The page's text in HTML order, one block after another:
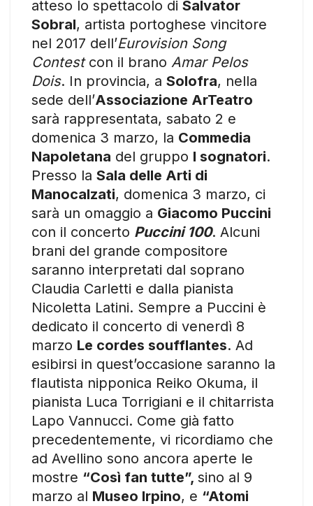
atteso lo spettacolo di Salvator
Sobral, artista portoghese vincitore
nel 2017 dell’Eurovision Song
Contestcon il brano Amar Pelos
Dois. In provincia, a Solofra, nella
sede dell’Associazione ArTeatro
sarà rappresentata, sabato 2 e
domenica 3 marzo, la Commedia
Napoletana del gruppo I sognatori.
Presso la Sala delle Arti di
Manocalzati, domenica 3 marzo, ci
sarà un omaggio a Giacomo Puccini
con il concerto Puccini 100. Alcuni
brani del grande compositore
saranno interpretati dal soprano
Claudia Carletti e dalla pianista
Nicoletta Latini. Sempre a Puccini è
dedicato il concerto di venerdì 8
marzo Le cordes soufflantes. Ad
esibirsi in quest’occasione saranno la
flautista nipponica Reiko Okuma, il
pianista Luca Torrigiani e il chitarrista
Lapo Vannucci. Come già fatto
precedentemente, vi ricordiamo che
ad Avellino sono ancora aperte le
mostre “Così fan tutte”, sino al 9
marzo al Museo Irpino, e “Atomi